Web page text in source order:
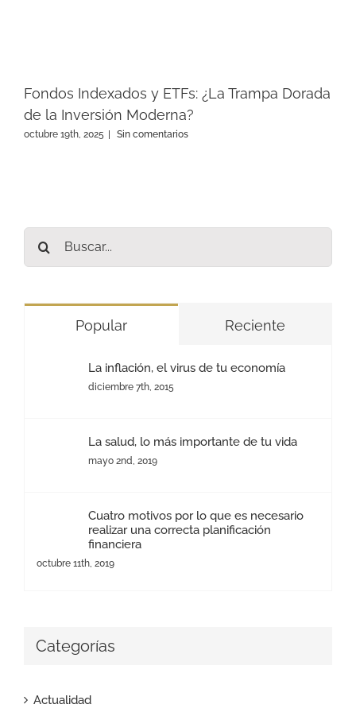
Fondos Indexados y ETFs: ¿La Trampa Dorada
de la Inversión Moderna?
octubre 19th, 2025 Sin comentarios
Buscar:
Popular Reciente
La inflación, el virus de tu economía
diciembre 7th, 2015
La salud, lo más importante de tu vida
mayo 2nd, 2019
Cuatro motivos por lo que es necesario
realizar una correcta planificación
financiera
octubre 11th, 2019
Categorías
Actualidad